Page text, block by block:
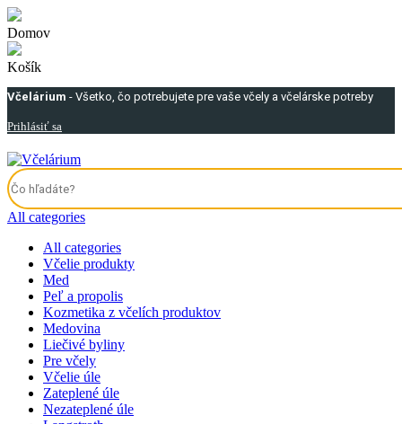
Domov
Košík
Včelárium - Všetko, čo potrebujete pre vaše včely a včelárske potreby
Prihlásiť sa
All categories
All categories
Včelie produkty
Med
Peľ a propolis
Kozmetika z včelích produktov
Medovina
Liečivé byliny
Pre včely
Včelie úle
Zateplené úle
Nezateplené úle